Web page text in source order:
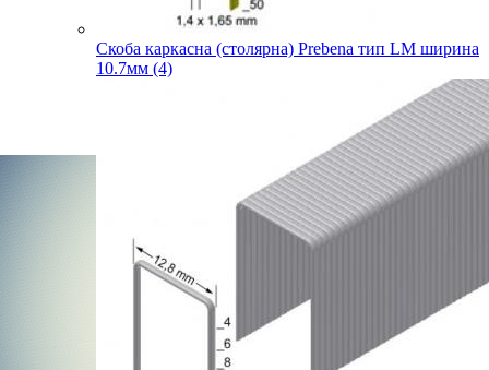
Скоба каркасна (столярна) Prebena тип LM ширина
10.7мм (4)